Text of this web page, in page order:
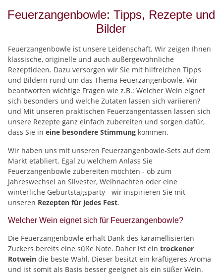
Feuerzangenbowle: Tipps, Rezepte und
Bilder
Feuerzangenbowle ist unsere Leidenschaft. Wir zeigen Ihnen
klassische, originelle und auch außergewöhnliche
Rezeptideen. Dazu versorgen wir Sie mit hilfreichen Tipps
und Bildern rund um das Thema Feuerzangenbowle. Wir
beantworten wichtige Fragen wie z.B.: Welcher Wein eignet
sich besonders und welche Zutaten lassen sich variieren?
und Mit unseren praktischen Feuerzangentassen lassen sich
unsere Rezepte ganz einfach zubereiten und sorgen dafür,
dass Sie in eine besondere Stimmung kommen.
Wir haben uns mit unseren Feuerzangenbowle-Sets auf dem
Markt etabliert. Egal zu welchem Anlass Sie
Feuerzangenbowle zubereiten möchten - ob zum
Jahreswechsel an Silvester, Weihnachten oder eine
winterliche Geburtstagsparty - wir inspirieren Sie mit
unseren Rezepten für jedes Fest.
Welcher Wein eignet sich für Feuerzangenbowle?
Die Feuerzangenbowle erhält Dank des karamellisierten
Zuckers bereits eine süße Note. Daher ist ein trockener
Rotwein die beste Wahl. Dieser besitzt ein kräftigeres Aroma
und ist somit als Basis besser geeignet als ein süßer Wein.